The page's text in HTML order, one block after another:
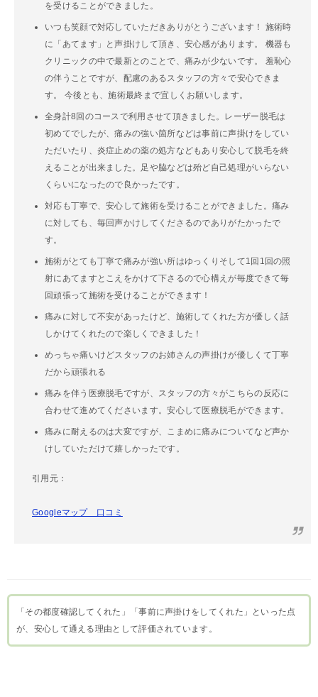
を受けることができました。
いつも笑顔で対応していただきありがとうございます！ 施術時
に「あてます」と声掛けして頂き、安心感があります。 機器も
クリニックの中で最新とのことで、痛みが少ないです。 羞恥心
の伴うことですが、配慮のあるスタッフの方々で安心できま
す。 今後とも、施術最終まで宜しくお願いします。
全身計8回のコースで利用させて頂きました。レーザー脱毛は
初めてでしたが、痛みの強い箇所などは事前に声掛けをしてい
ただいたり、炎症止めの薬の処方などもあり安心して脱毛を終
えることが出来ました。足や脇などは殆ど自己処理がいらない
くらいになったので良かったです。
対応も丁寧で、安心して施術を受けることができました。痛み
に対しても、毎回声かけしてくださるのでありがたかったで
す。
施術がとても丁寧で痛みが強い所はゆっくりそして1回1回の照
射にあてますとこえをかけて下さるので心構えが毎度できて毎
回頑張って施術を受けることができます！
痛みに対して不安があったけど、施術してくれた方が優しく話
しかけてくれたので楽しくできました！
めっちゃ痛いけどスタッフのお姉さんの声掛けが優しくて丁寧
だから頑張れる
痛みを伴う医療脱毛ですが、スタッフの方々がこちらの反応に
合わせて進めてくださいます。安心して医療脱毛ができます。
痛みに耐えるのは大変ですが、こまめに痛みについてなど声か
けしていただけて嬉しかったです。
引用元：
Googleマップ 口コミ
「その都度確認してくれた」「事前に声掛けをしてくれた」といった点
が、安心して通える理由として評価されています。